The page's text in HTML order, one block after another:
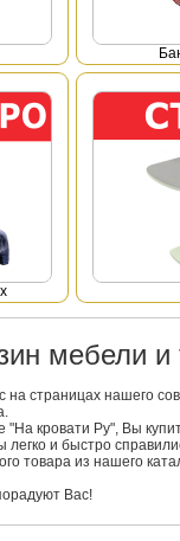
мебели
на страницах нашего
"На кровати Ру", Вы
легко и быстро
товара из нашего
Вас!